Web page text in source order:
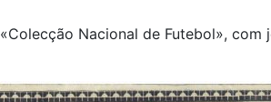
Nacional de Futebol»,